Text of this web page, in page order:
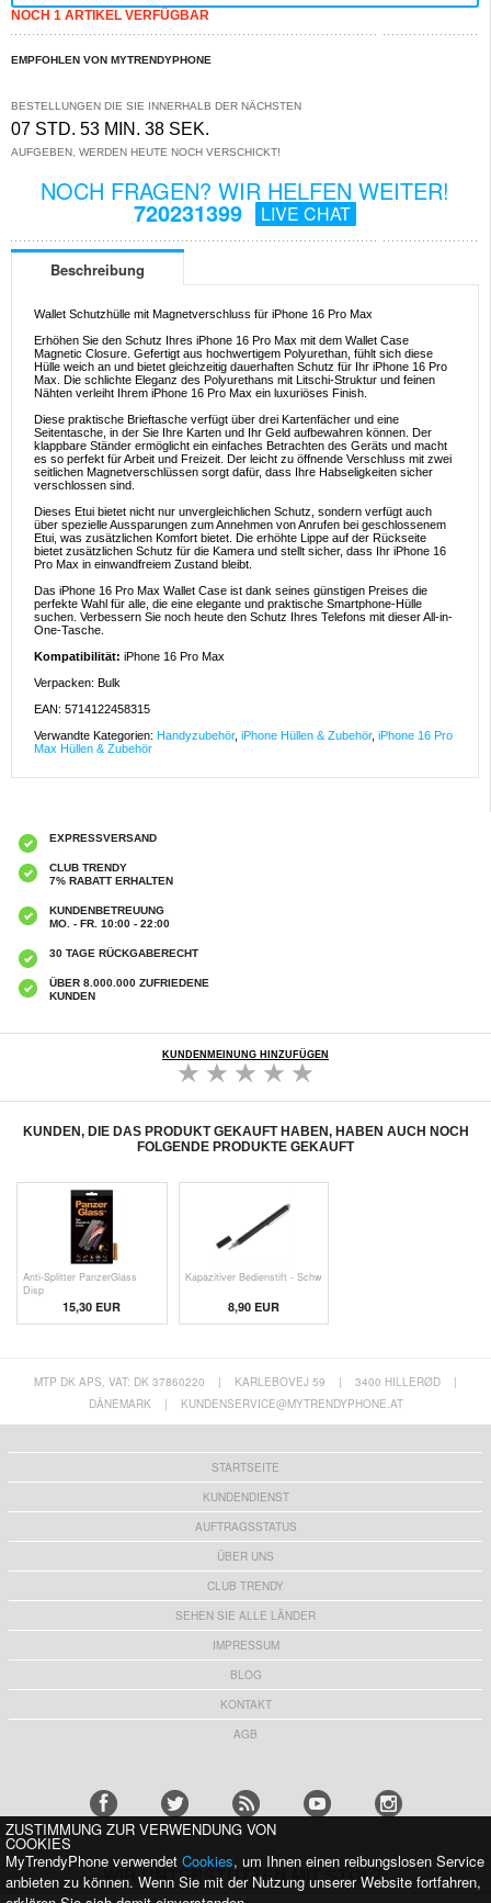
NOCH 1 ARTIKEL VERFÜGBAR
EMPFOHLEN VON MYTRENDYPHONE
BESTELLUNGEN DIE SIE INNERHALB DER NÄCHSTEN
07 STD. 53 MIN. 38 SEK.
AUFGEBEN, WERDEN HEUTE NOCH VERSCHICKT!
NOCH FRAGEN? WIR HELFEN WEITER!
720231399 LIVE CHAT
Beschreibung
Wallet Schutzhülle mit Magnetverschluss für iPhone 16 Pro Max
Erhöhen Sie den Schutz Ihres iPhone 16 Pro Max mit dem Wallet Case
Magnetic Closure. Gefertigt aus hochwertigem Polyurethan, fühlt sich diese
Hülle weich an und bietet gleichzeitig dauerhaften Schutz für Ihr iPhone 16 Pro
Max. Die schlichte Eleganz des Polyurethans mit Litschi-Struktur und feinen
Nähten verleiht Ihrem iPhone 16 Pro Max ein luxuriöses Finish.
Diese praktische Brieftasche verfügt über drei Kartenfächer und eine
Seitentasche, in der Sie Ihre Karten und Ihr Geld aufbewahren können. Der
klappbare Ständer ermöglicht ein einfaches Betrachten des Geräts und macht
es so perfekt für Arbeit und Freizeit. Der leicht zu öffnende Verschluss mit zwei
seitlichen Magnetverschlüssen sorgt dafür, dass Ihre Habseligkeiten sicher
verschlossen sind.
Dieses Etui bietet nicht nur unvergleichlichen Schutz, sondern verfügt auch
über spezielle Aussparungen zum Annehmen von Anrufen bei geschlossenem
Etui, was zusätzlichen Komfort bietet. Die erhöhte Lippe auf der Rückseite
bietet zusätzlichen Schutz für die Kamera und stellt sicher, dass Ihr iPhone 16
Pro Max in einwandfreiem Zustand bleibt.
Das iPhone 16 Pro Max Wallet Case ist dank seines günstigen Preises die
perfekte Wahl für alle, die eine elegante und praktische Smartphone-Hülle
suchen. Verbessern Sie noch heute den Schutz Ihres Telefons mit dieser All-in-
One-Tasche.
Kompatibilität: iPhone 16 Pro Max
Verpacken: Bulk
EAN: 5714122458315
Verwandte Kategorien: Handyzubehör, iPhone Hüllen & Zubehör, iPhone 16 Pro
Max Hüllen & Zubehör
EXPRESSVERSAND
CLUB TRENDY
7% RABATT ERHALTEN
KUNDENBETREUUNG
MO. - FR. 10:00 - 22:00
30 TAGE RÜCKGABERECHT
ÜBER 8.000.000 ZUFRIEDENE
KUNDEN
KUNDENMEINUNG HINZUFÜGEN
KUNDEN, DIE DAS PRODUKT GEKAUFT HABEN, HABEN AUCH NOCH
FOLGENDE PRODUKTE GEKAUFT
Anti-Splitter PanzerGlass
Disp
15,30 EUR
Kapazitiver Bedienstift - Schw
8,90 EUR
MTP DK APS, VAT: DK 37860220 | KARLEBOVEJ 59 | 3400 HILLERØD
|
DÄNEMARK
| KUNDENSERVICE@MYTRENDYPHONE.AT
STARTSEITE
KUNDENDIENST
AUFTRAGSSTATUS
ÜBER UNS
CLUB TRENDY
SEHEN SIE ALLE LÄNDER
IMPRESSUM
BLOG
KONTAKT
AGB
WIR UNTERSTÜTZEN MIT STOLZ:
ZUSTIMMUNG ZUR VERWENDUNG VON
COOKIES
MyTrendyPhone verwendet Cookies, um Ihnen einen reibungslosen Service
anbieten zu können. Wenn Sie mit der Nutzung unserer Website fortfahren,